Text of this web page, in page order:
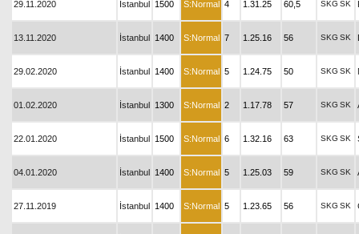
29.11.2020 İstanbul 1500 S:Normal 4 1.31.25 60,5 SKG SK
13.11.2020 İstanbul 1400 S:Normal 7 1.25.16 56 SKG SK
29.02.2020 İstanbul 1400 S:Normal 5 1.24.75 50 SKG SK
01.02.2020 İstanbul 1300 S:Normal 2 1.17.78 57 SKG SK
22.01.2020 İstanbul 1500 S:Normal 6 1.32.16 63 SKG SK
04.01.2020 İstanbul 1400 S:Normal 5 1.25.03 59 SKG SK
27.11.2019 İstanbul 1400 S:Normal 5 1.23.65 56 SKG SK